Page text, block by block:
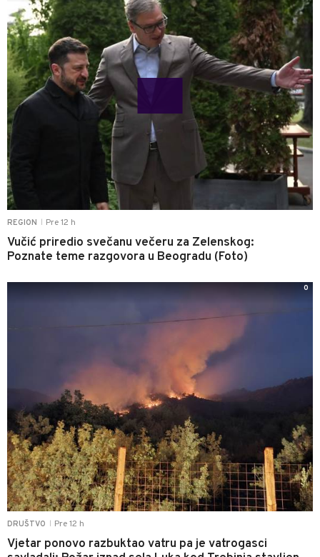
REGION Pre 12 h
Vučić priredio svečanu večeru za Zelenskog:
Poznate teme razgovora u Beogradu (Foto)
DRUŠTVO Pre 12 h
Vjetar ponovo razbuktao vatru pa je vatrogasci
0